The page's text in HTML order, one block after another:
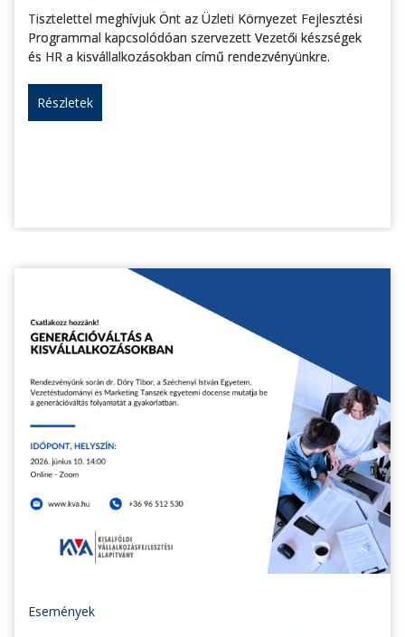
Tisztelettel meghívjuk Önt az Üzleti Környezet Fejlesztési
Programmal kapcsolódóan szervezett Vezetői készségek
és HR a kisvállalkozásokban című rendezvényünkre.
Részletek
Események